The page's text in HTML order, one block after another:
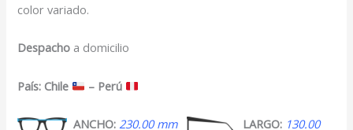
color variado.
Despacho a domicilio
País: Chile – Perú
ANCHO: 230.00 mm LARGO: 130.00